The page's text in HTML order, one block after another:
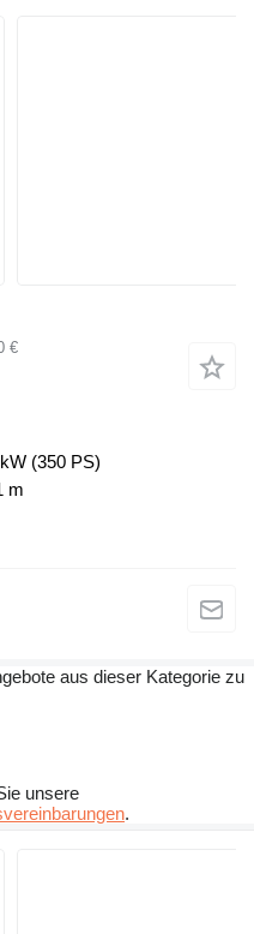
€
(350 PS)
m
aus dieser Kategorie zu
unsere
.